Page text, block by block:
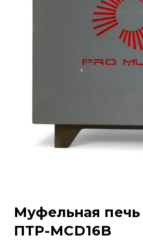
Муфельная
ПТР-MCD16B